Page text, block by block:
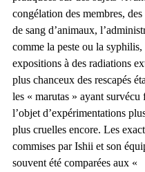
congélation des membres,
de sang d’animaux,
comme la peste ou la syphilis,
expositions à des radiations
plus chanceux des rescapés
les « marutas » ayant survécu
l’objet d’expérimentations
plus cruelles encore. Les
commises par Ishii et son
souvent été comparées aux «